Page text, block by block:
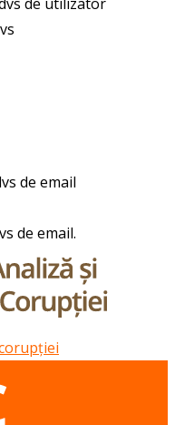
de email
de email.